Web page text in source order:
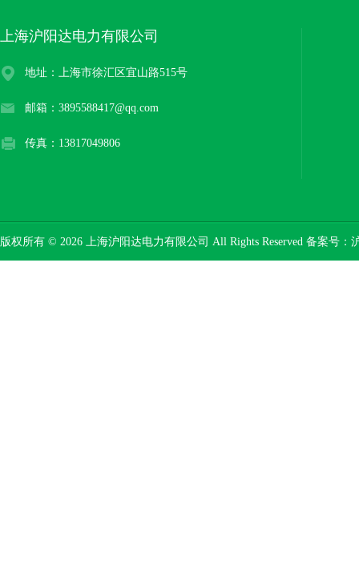
上海沪阳达电力有限公司
地址：上海市徐汇区宜山路515号
邮箱：3895588417@qq.com
传真：13817049806
版权所有 © 2026 上海沪阳达电力有限公司 All Rights Reserved 备案号：